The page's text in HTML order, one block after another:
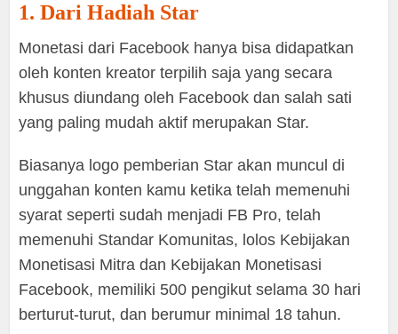
1. Dari Hadiah Star
Monetasi dari Facebook hanya bisa didapatkan
oleh konten kreator terpilih saja yang secara
khusus diundang oleh Facebook dan salah sati
yang paling mudah aktif merupakan Star.
Biasanya logo pemberian Star akan muncul di
unggahan konten kamu ketika telah memenuhi
syarat seperti sudah menjadi FB Pro, telah
memenuhi Standar Komunitas, lolos Kebijakan
Monetisasi Mitra dan Kebijakan Monetisasi
Facebook, memiliki 500 pengikut selama 30 hari
berturut-turut, dan berumur minimal 18 tahun.